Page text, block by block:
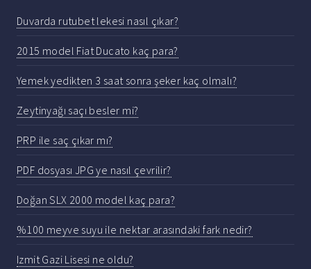
Duvarda rutubet lekesi nasıl çıkar?
2015 model Fiat Ducato kaç para?
Yemek yedikten 3 saat sonra şeker kaç olmalı?
Zeytinyağı saçı besler mi?
PRP ile saç çıkar mı?
PDF dosyası JPG ye nasıl çevrilir?
Doğan SLX 2000 model kaç para?
%100 meyve suyu ile nektar arasındaki fark nedir?
Izmit Gazi Lisesi ne oldu?